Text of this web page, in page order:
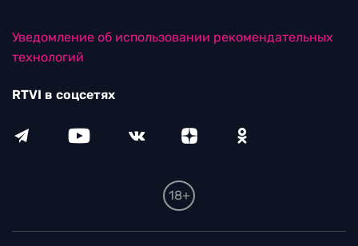
Уведомление об использовании рекомендательных
технологий
RTVI в соцсетях
18+